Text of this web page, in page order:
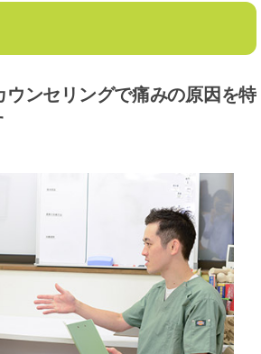
ウンセリングで痛みの原因を特